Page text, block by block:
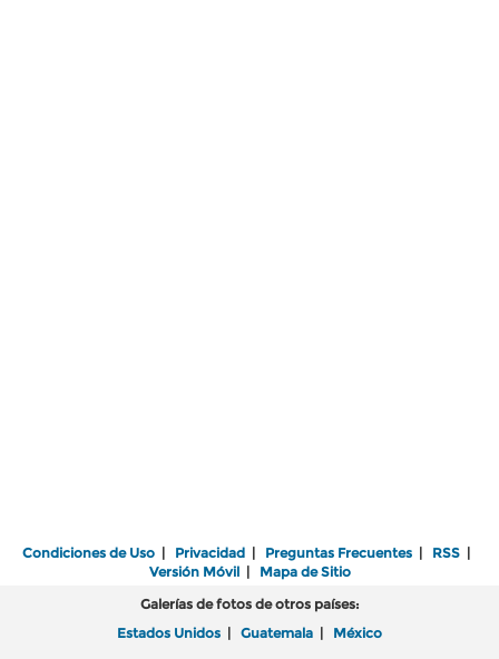
Condiciones de Uso | Privacidad | Preguntas Frecuentes | RSS |
Versión Móvil| Mapa de Sitio
Galerías de fotos de otros países:
Estados Unidos | Guatemala | México